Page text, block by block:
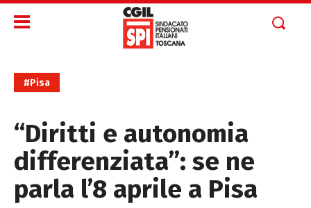
#Pisa
“Diritti e autonomia
differenziata”: se ne
parla l’8 aprile a Pisa